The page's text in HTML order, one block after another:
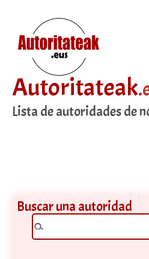
Autoritateak
Lista de autoridades de
Buscar una autoridad